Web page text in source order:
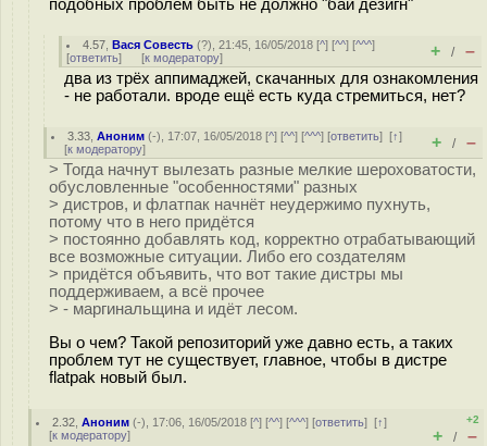
подобных проблем быть не должно "бай дезигн"
4.57 ,Вася Совесть (?), 21:45, 16/05/2018 [^] [^^] [^^^]
[ответить] [к модератору] + / –
два из трёх аппимаджей, скачанных для ознакомления
- не работали. вроде ещё есть куда стремиться, нет?
3.33 ,Аноним (-), 17:07, 16/05/2018 [^] [^^] [^^^] [ответить][↑]
[к модератору] + / –
> Тогда начнут вылезать разные мелкие шероховатости,
обусловленные "особенностями" разных
> дистров, и флатпак начнёт неудержимо пухнуть,
потому что в него придётся
> постоянно добавлять код, корректно отрабатывающий
все возможные ситуации. Либо его создателям
> придётся объявить, что вот такие дистры мы
поддерживаем, а всё прочее
> - маргинальщина и идёт лесом.
Вы о чем? Такой репозиторий уже давно есть, а таких
проблем тут не существует, главное, чтобы в дистре
flatpak новый был.
2.32 ,Аноним (-), 17:06, 16/05/2018 [^] [^^] [^^^] [ответить][↑]
[к модератору]
+2
+ / –